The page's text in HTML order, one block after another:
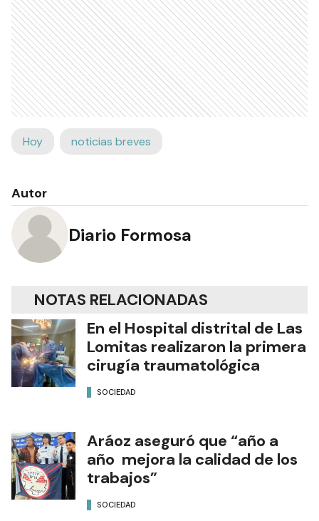
Hoy noticias breves
Autor
Diario Formosa
NOTAS RELACIONADAS
En el Hospital distrital de Las
Lomitas realizaron la primera
cirugía traumatológica
SOCIEDAD
Aráoz aseguró que “año a
año mejora la calidad de los
trabajos”
SOCIEDAD